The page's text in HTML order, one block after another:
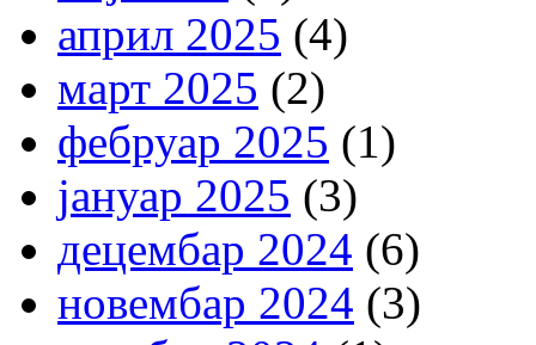
април 2025 (4)
март 2025 (2)
фебруар 2025 (1)
јануар 2025 (3)
децембар 2024 (6)
новембар 2024 (3)